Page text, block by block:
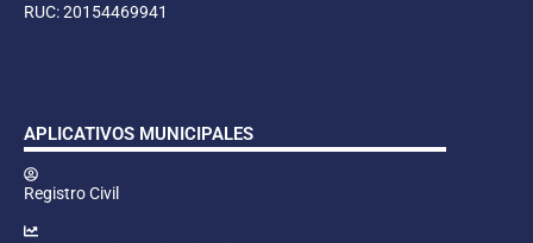
RUC: 20154469941
APLICATIVOS MUNICIPALES
Registro Civil